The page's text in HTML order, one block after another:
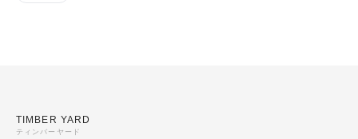
TIMBER YARD
ティンバーヤード